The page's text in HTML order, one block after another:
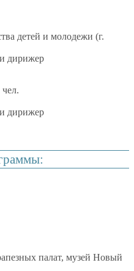
детей и молодежи (г.
дирижер
дирижер
палат, музей Новый